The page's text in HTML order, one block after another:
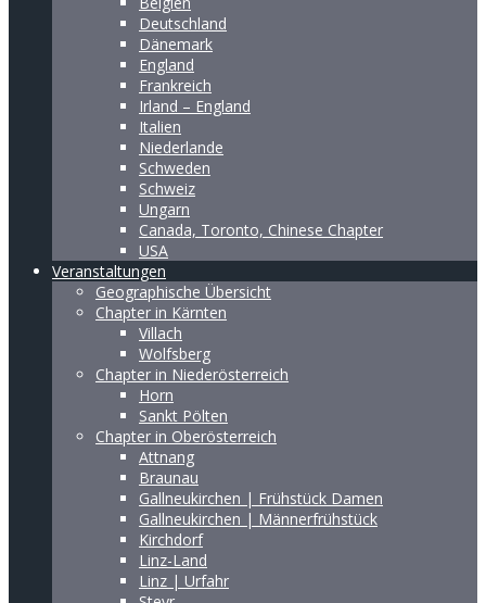
Deutschland
Dänemark
England
Frankreich
Irland – England
Italien
Niederlande
Schweden
Schweiz
Ungarn
Canada, Toronto, Chinese Chapter
USA
Veranstaltungen
Geographische Übersicht
Chapter in Kärnten
Villach
Wolfsberg
Chapter in Niederösterreich
Horn
Sankt Pölten
Chapter in Oberösterreich
Attnang
Braunau
Gallneukirchen | Frühstück Damen
Gallneukirchen | Männerfrühstück
Kirchdorf
Linz-Land
Linz | Urfahr